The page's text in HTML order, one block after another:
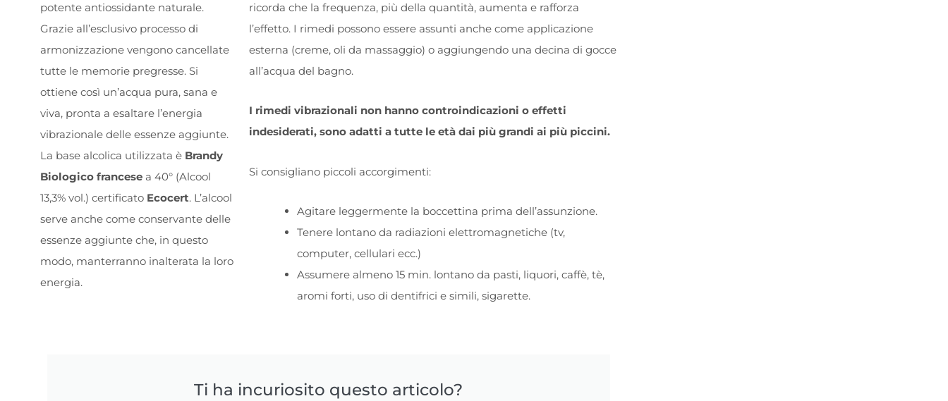
potente antiossidante naturale.
Grazie all’esclusivo processo di
armonizzazione vengono cancellate
tutte le memorie pregresse. Si
ottiene così un’acqua pura, sana e
viva, pronta a esaltare l’energia
vibrazionale delle essenze aggiunte.
La base alcolica utilizzata è Brandy
Biologico francesea 40° (Alcool
13,3% vol.) certificato Ecocert. L’alcool
serve anche come conservante delle
essenze aggiunte che, in questo
modo, manterranno inalterata la loro
energia.
ricorda che la frequenza, più della quantità, aumenta e rafforza
l’effetto. I rimedi possono essere assunti anche come applicazione
esterna (creme, oli da massaggio) o aggiungendo una decina di gocce
all’acqua del bagno.
I rimedi vibrazionali non hanno controindicazioni o effetti
indesiderati, sono adatti a tutte le età dai più grandi ai più piccini.
Si consigliano piccoli accorgimenti:
Agitare leggermente la boccettina prima dell’assunzione.
Tenere lontano da radiazioni elettromagnetiche (tv,
computer, cellulari ecc.)
Assumere almeno 15 min. lontano da pasti, liquori, caffè, tè,
aromi forti, uso di dentifrici e simili, sigarette.
Ti ha incuriosito questo articolo?